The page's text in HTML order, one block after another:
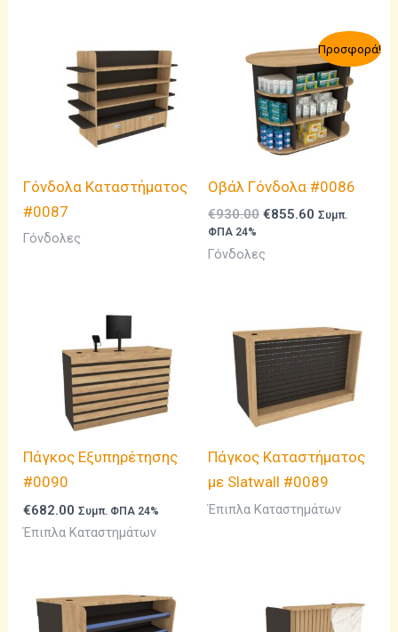
Γόνδολα Καταστήματος
#0087
Γόνδολες
Προσφορά!
Οβάλ Γόνδολα #0086
€930.00 Original
€930.00.
€855.60 Η
Συμπ.
ΦΠΑ 24%
Γόνδολες
Πάγκος Εξυπηρέτησης
#0090
€682.00 Συμπ. ΦΠΑ 24%
Έπιπλα Καταστημάτων
Πάγκος Καταστήματος
με Slatwall #0089
Έπιπλα Καταστημάτων